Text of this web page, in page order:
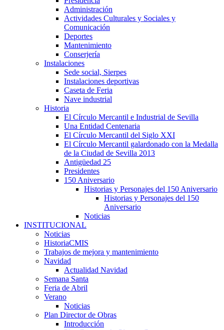
Administración
Actividades Culturales y Sociales y
Comunicación
Deportes
Mantenimiento
Conserjería
Instalaciones
Sede social, Sierpes
Instalaciones deportivas
Caseta de Feria
Nave industrial
Historia
El Círculo Mercantil e Industrial de Sevilla
Una Entidad Centenaria
El Círculo Mercantil del Siglo XXI
El Círculo Mercantil galardonado con la Medalla
de la Ciudad de Sevilla 2013
Antigüedad 25
Presidentes
150 Aniversario
Historias y Personajes del 150 Aniversario
Historias y Personajes del 150
Aniversario
Noticias
INSTITUCIONAL
Noticias
HistoriaCMIS
Trabajos de mejora y mantenimiento
Navidad
Actualidad Navidad
Semana Santa
Feria de Abril
Verano
Noticias
Plan Director de Obras
Introducción